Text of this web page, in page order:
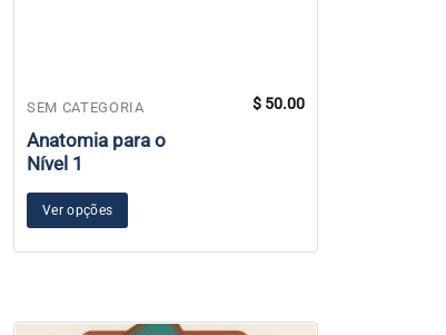
SEM CATEGORIA
Anatomia para o
Nível 1
$ 50.00
Ver opções